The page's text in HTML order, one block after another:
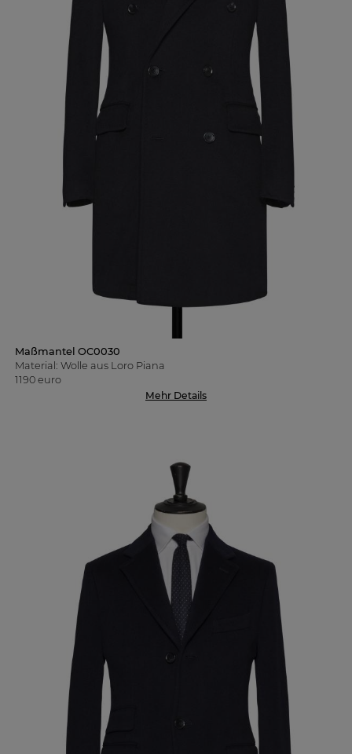
Maßmantel OC0030
Material: Wolle aus Loro Piana
1190 euro
Mehr Details